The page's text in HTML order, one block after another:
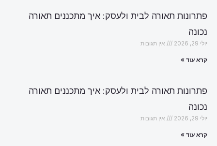
פתרונות תאורה לבית ולעסק: איך מתכננים תאורה
נכונה
יולי 29, 2026 אין תגובות
קרא עוד »
פתרונות תאורה לבית ולעסק: איך מתכננים תאורה
נכונה
יולי 29, 2026 אין תגובות
קרא עוד »